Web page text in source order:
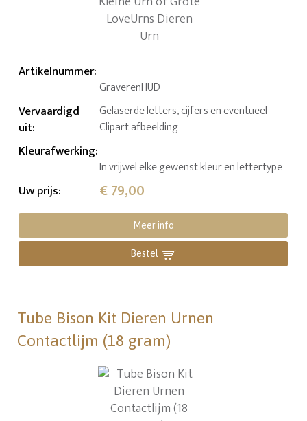
Artikelnummer:
GraverenHUD
Vervaardigd
uit:
Gelaserde letters, cijfers en eventueel
Clipart afbeelding
Kleurafwerking:
In vrijwel elke gewenst kleur en lettertype
Uw prijs: € 79,00
Meer info
Bestel
Tube Bison Kit Dieren Urnen
Contactlijm (18 gram)